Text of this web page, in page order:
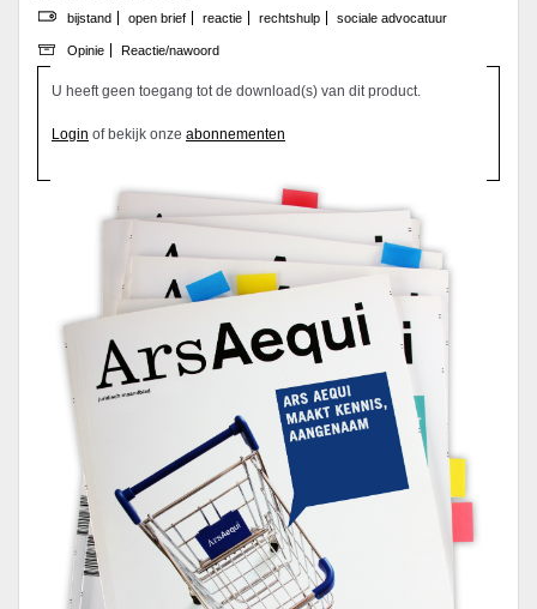
bijstand
open brief reactie rechtshulp sociale advocatuur
Opinie Reactie/nawoord
U heeft geen toegang tot de download(s) van dit product.
Login of bekijk onze abonnementen